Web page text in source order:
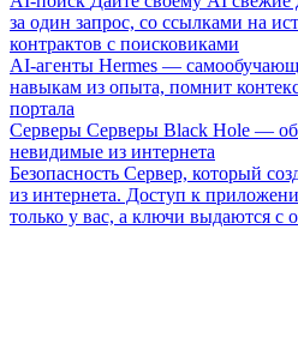
за один запрос, со ссылками на
контрактов с поисковиками
AI-агенты Hermes —
навыкам из опыта, помнит
портала
Серверы Серверы Black Hole —
невидимые из интернета
Безопасность Сервер, который
из интернета. Доступ к
только у вас, а ключи выдаются с